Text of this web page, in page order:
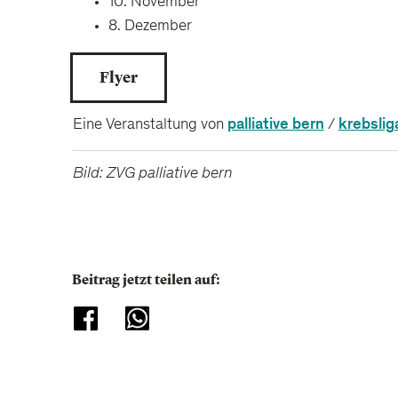
8. Dezember
Flyer
Eine Veranstaltung von palliative bern /
Bild: ZVG palliative bern
Beitrag jetzt teilen auf: